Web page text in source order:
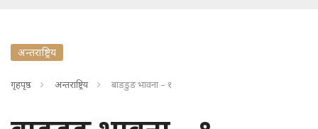
अन्तराष्ट्रिय
गृहपृष्ठ अन्तराष्ट्रिय बाङडुङ भावना – १